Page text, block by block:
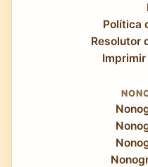
Política
Resolutor